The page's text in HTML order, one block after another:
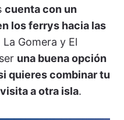
cuenta con un
los ferrys hacia las
La Gomera y El
una buena opción
quieres combinar tu
a otra isla.